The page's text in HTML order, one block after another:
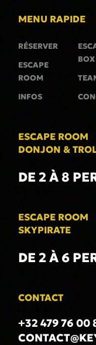
MENU RAPIDE
RÉSERVER
ESCAPE
ROOM
INFOS
BOX
ESCAPE ROOM
DONJON &
DE 2 À 8
ESCAPE ROOM
SKYPIRATE
DE 2 À 6
CONTACT
+32 479 76 00